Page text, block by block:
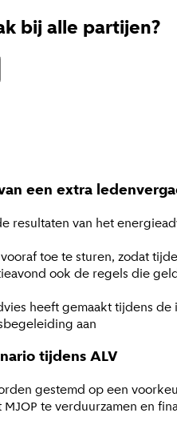
bij alle partijen?
een extra
resultaten van het
toe te sturen, zodat
ook de regels die
heeft gemaakt tijdens
aan
tijdens ALV
gestemd op een
te verduurzamen en